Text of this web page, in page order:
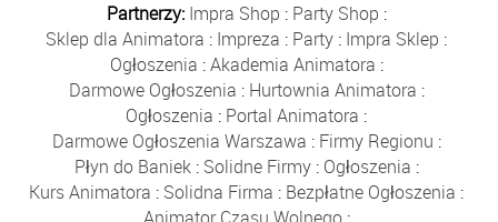
Partnerzy: Impra Shop : Party Shop :
Sklep dla Animatora : Impreza : Party : Impra Sklep :
Ogłoszenia :Akademia Animatora :
Darmowe Ogłoszenia : Hurtownia Animatora :
Ogłoszenia : Portal Animatora :
Darmowe Ogłoszenia Warszawa : Firmy Regionu :
Płyn do Baniek: Solidne Firmy: Ogłoszenia :
Kurs Animatora : Solidna Firma : Bezpłatne Ogłoszenia :